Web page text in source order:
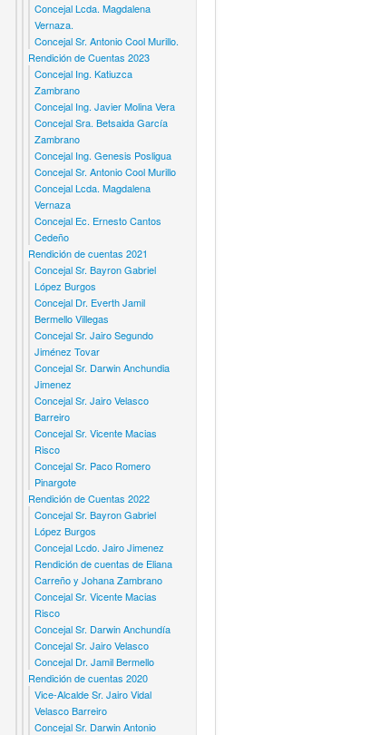
Concejal Lcda. Magdalena
Vernaza.
Concejal Sr. Antonio Cool Murillo.
Rendición de Cuentas 2023
Concejal Ing. Katiuzca
Zambrano
Concejal Ing. Javier Molina Vera
Concejal Sra. Betsaida García
Zambrano
Concejal Ing. Genesis Posligua
Concejal Sr. Antonio Cool Murillo
Concejal Lcda. Magdalena
Vernaza
Concejal Ec. Ernesto Cantos
Cedeño
Rendición de cuentas 2021
Concejal Sr. Bayron Gabriel
López Burgos
Concejal Dr. Everth Jamil
Bermello Villegas
Concejal Sr. Jairo Segundo
Jiménez Tovar
Concejal Sr. Darwin Anchundia
Jimenez
Concejal Sr. Jairo Velasco
Barreiro
Concejal Sr. Vicente Macias
Risco
Concejal Sr. Paco Romero
Pinargote
Rendición de Cuentas 2022
Concejal Sr. Bayron Gabriel
López Burgos
Concejal Lcdo. Jairo Jimenez
Rendición de cuentas de Eliana
Carreño y Johana Zambrano
Concejal Sr. Vicente Macias
Risco
Concejal Sr. Darwin Anchundía
Concejal Sr. Jairo Velasco
Concejal Dr. Jamil Bermello
Rendición de cuentas 2020
Vice-Alcalde Sr. Jairo Vidal
Velasco Barreiro
Concejal Sr. Darwin Antonio